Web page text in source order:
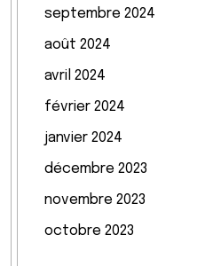
septembre 2024
août 2024
avril 2024
février 2024
janvier 2024
décembre 2023
novembre 2023
octobre 2023